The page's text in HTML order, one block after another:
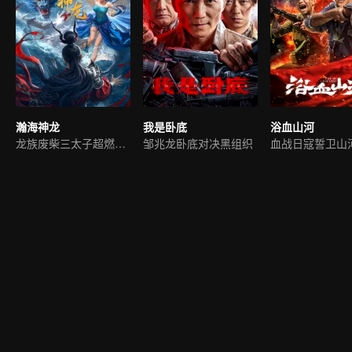
瀚海神龙
龙族废柴三太子超燃逆袭
我是卧底
邹兆龙卧底对决黑组织
浴血山河
血战日寇誓卫山